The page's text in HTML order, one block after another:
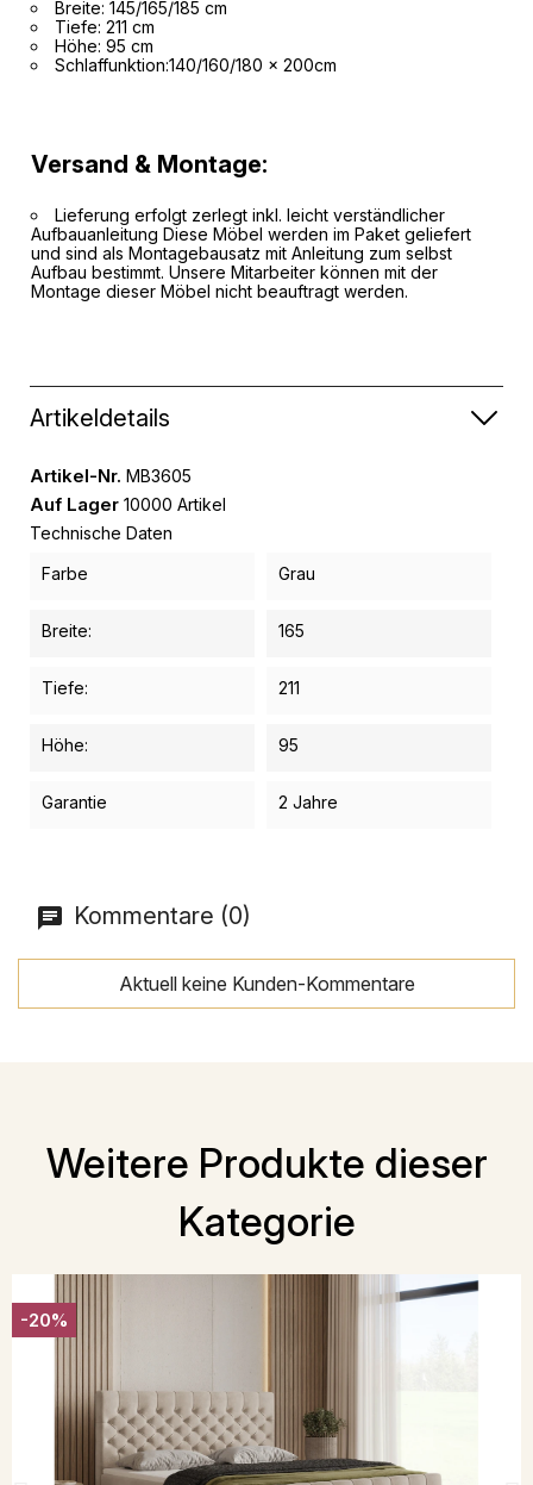
Breite: 145/165/185 cm
Tiefe: 211 cm
Höhe: 95 cm
Schlaffunktion:140/160/180 x 200cm
Versand & Montage:
Lieferung erfolgt zerlegt inkl. leicht verständlicher
Aufbauanleitung Diese Möbel werden im Paket geliefert
und sind als Montagebausatz mit Anleitung zum selbst
Aufbau bestimmt. Unsere Mitarbeiter können mit der
Montage dieser Möbel nicht beauftragt werden.
Artikeldetails
Artikel-Nr. MB3605
Auf Lager 10000 Artikel
Technische Daten
Farbe
Grau
Breite: 165
Tiefe: 211
Höhe: 95
Garantie 2 Jahre
Kommentare (0)
Aktuell keine Kunden-Kommentare
Weitere Produkte dieser
Kategorie
-20%